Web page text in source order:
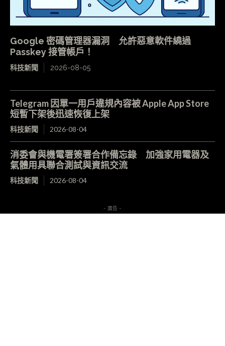
Google 密碼管理器漏洞 允許惡意軟件繞過
Passkey 接管帳戶！
科技新聞 2026-08-05
Telegram 因單一用戶違規內容被 Apple App Store
短暫下架後迅速恢復上架
科技新聞 2026-08-04
消委會與機電署簽署合作備忘錄 加強家用電器及
氣體用具聯合測試與資訊交流
科技新聞 2026-08-04
- 廣告 -